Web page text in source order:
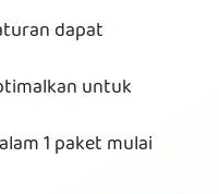
PIA
dapat
untuk
1 paket mulai